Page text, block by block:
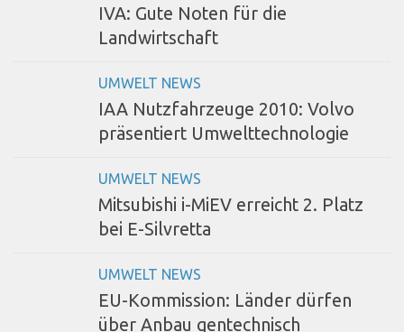
IVA: Gute Noten für die
Landwirtschaft
UMWELT NEWS
IAA Nutzfahrzeuge 2010: Volvo
präsentiert Umwelttechnologie
UMWELT NEWS
Mitsubishi i-MiEV erreicht 2. Platz
bei E-Silvretta
UMWELT NEWS
EU-Kommission: Länder dürfen
über Anbau gentechnisch